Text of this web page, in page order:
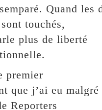
Quand les
touchés,
plus de liberté
premier
que j’ai eu
Reporters